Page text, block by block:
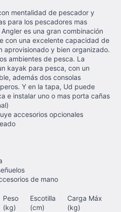
mentalidad de pescador y
para los pescadores mas
es una gran combinación
con una excelente capacidad de
aprovisionado y bien organizado.
ambientes de pesca. La
kayak para pesca, con un
además dos consolas
Y en la tapa, Ud puede
e instalar uno o mas porta cañas
accesorios opcionales
de mano
Peso
(kg)
Escotilla
(cm)
Carga Máx
(kg)